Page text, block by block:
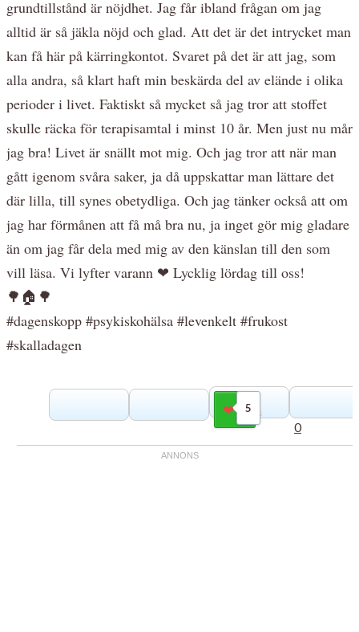
grundtillstånd är nöjdhet. Jag får ibland frågan om jag
alltid är så jäkla nöjd och glad. Att det är det intrycket man
kan få här på kärringkontot. Svaret på det är att jag, som
alla andra, så klart haft min beskärda del av elände i olika
perioder i livet. Faktiskt så mycket så jag tror att stoffet
skulle räcka för terapisamtal i minst 10 år. Men just nu mår
jag bra! Livet är snällt mot mig. Och jag tror att när man
gått igenom svåra saker, ja då uppskattar man lättare det
där lilla, till synes obetydliga. Och jag tänker också att om
jag har förmånen att få må bra nu, ja inget gör mig gladare
än om jag får dela med mig av den känslan till den som
vill läsa. Vi lyfter varann ❤ Lycklig lördag till oss!
🌳🏠🌳
#dagenskopp #psykiskohälsa #levenkelt #frukost
#skalladagen
5
Gilla
0